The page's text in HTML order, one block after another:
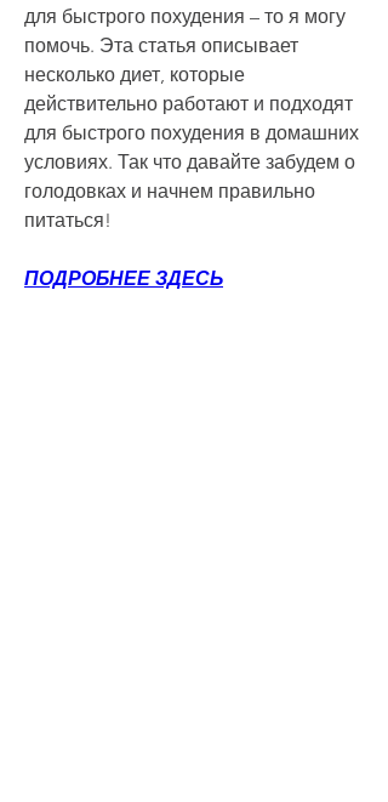
для быстрого похудения – то я могу
помочь. Эта статья описывает
несколько диет, которые
действительно работают и подходят
для быстрого похудения в домашних
условиях. Так что давайте забудем о
голодовках и начнем правильно
питаться!
ПОДРОБНЕЕ ЗДЕСЬ